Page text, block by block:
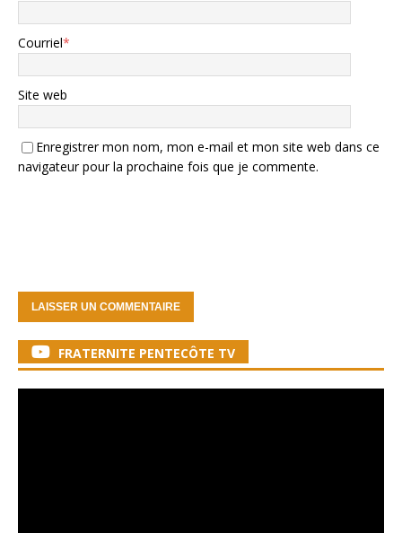
Courriel*
Site web
Enregistrer mon nom, mon e-mail et mon site web dans ce
navigateur pour la prochaine fois que je commente.
FRATERNITE PENTECÔTE TV